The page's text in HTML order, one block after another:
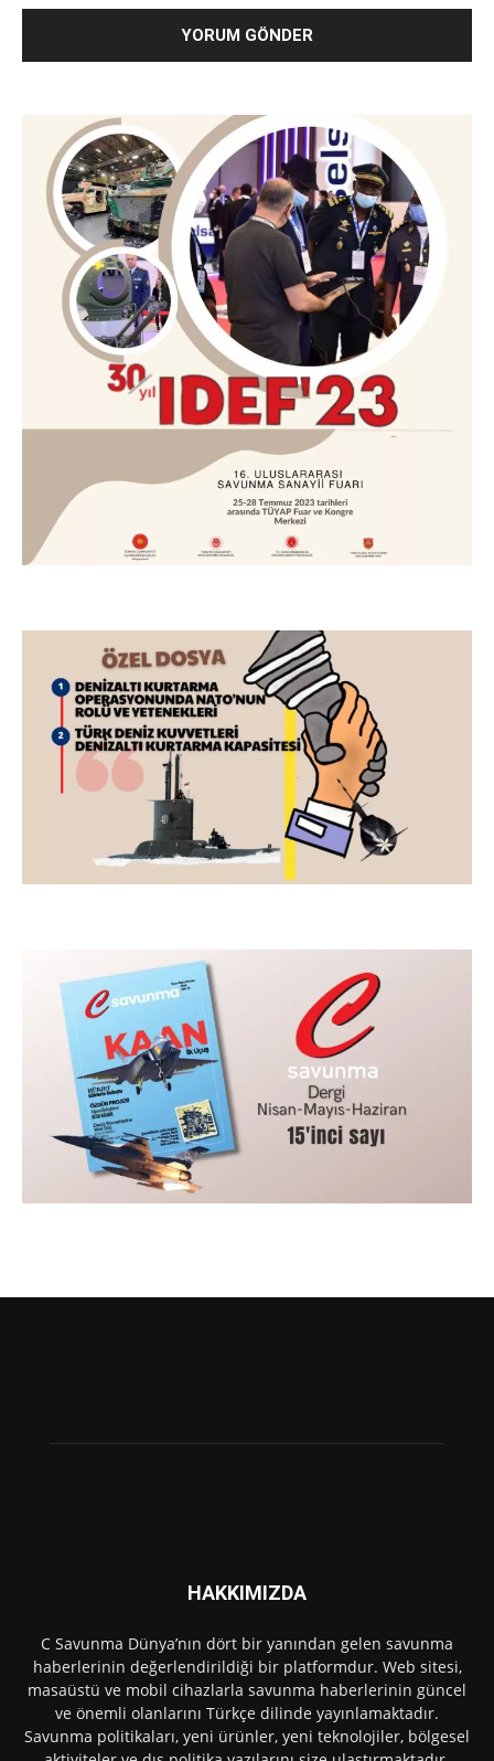
HAKKIMIZDA
C Savunma Dünya’nın dört bir yanından gelen savunma
haberlerinin değerlendirildiği bir platformdur. Web sitesi,
masaüstü ve mobil cihazlarla savunma haberlerinin güncel
ve önemli olanlarını Türkçe dilinde yayınlamaktadır.
Savunma politikaları, yeni ürünler, yeni teknolojiler, bölgesel